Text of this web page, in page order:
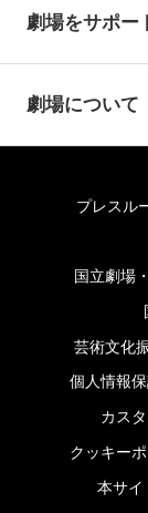
劇場をサポー
劇場について
プレスル
国立劇場
芸術文化
個人情報
カス
クッキー
本サイ